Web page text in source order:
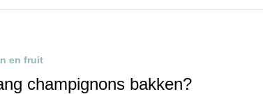
en fruit
champignons bakken?